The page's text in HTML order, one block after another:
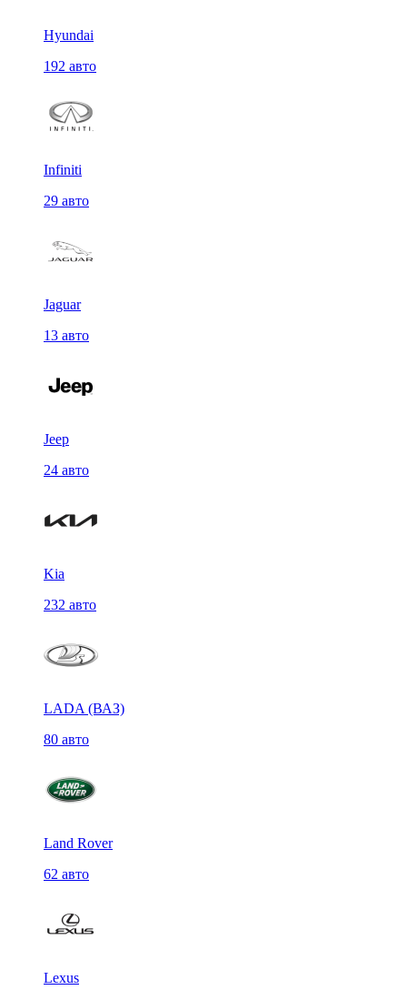
Hyundai
192 авто
Infiniti
29 авто
Jaguar
13 авто
Jeep
24 авто
Kia
232 авто
LADA (ВАЗ)
80 авто
Land Rover
62 авто
Lexus